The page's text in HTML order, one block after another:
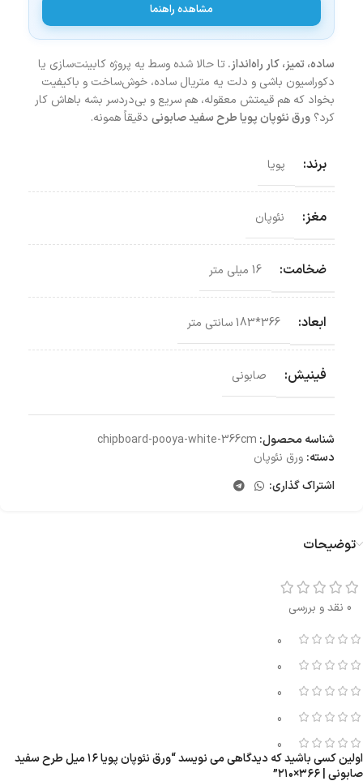
مشاهده راهنما
ساده، تمیز، کار راه‌انداز.تا حالا شده وسط یه پروژه کابینت‌سازی یا
دکوراسیون باشی و دلت یه متریال ساده، خوش‌ساخت و باکیفیت
بخواد که هم قیمتش معقوله، هم سریع و بی‌دردسر بشه باهاش کار
کرد؟ ورق نئوپان پویا طرح سفید صابونی دقیقاً همونه.
برند: پویا
مغز: نئوپان
ضخامت: 16 میلی متر
ابعاد: 366*183 سانتی‌ متر
فینیش: صابونی
شناسه محصول: chipboard-pooya-white-366cm
دسته: ورق نئوپان
اشتراک گذاری:
توضیحات
0 نقد و بررسی
0
0
0
0
0
اولین کسی باشید که دیدگاهی می نویسد “ورق نئوپان پویا ۱۶ میل طرح سفید
صابونی | ۳۶۶×۲۱۰”